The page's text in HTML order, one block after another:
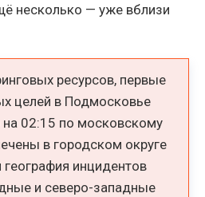
несколько — уже вблизи
ресурсов, первые
целей в Подмосковье
02:15 по московскому
в городском округе
инцидентов
и северо-западные